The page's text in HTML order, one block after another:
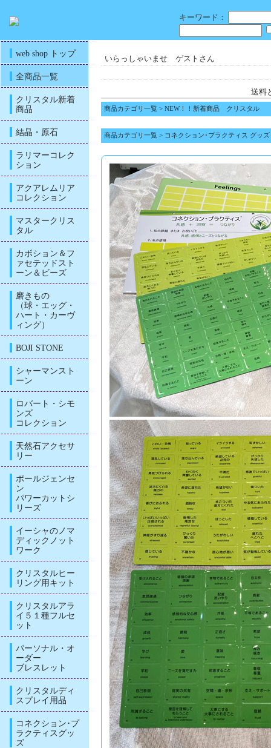
キーワード：
web shop トップ
全商品一覧
クリスタル新着
商品
結晶・原石
ラリマーコレク
ション
アクアレムリア
コレクション
マスタークリス
タル
カボション＆フ
ァセテッドスト
ーン＆ビーズ
磨きもの
（球・エッグ・
ハート・カーヴ
ィング）
BOJI STONE
シャーマンスト
ーン
ロバート・シモ
ンズ
コレクション
天然石アクセサ
リー
ポールジェンセ
ン
パワーカットシ
リーズ
イーシャのノマ
ディックノット
ワーク
クリスタルヒー
リング用キット
クリスタルアラ
イ５１種フルセ
ット
パーソナル・オ
ーダー
ブレスレット
クリスタルディ
スプレイ用品
コネクション･プ
ラクティスグッ
ズ
いらっしゃいませ ゲストさん
送料
商品カテゴリ一覧 > NEW！！新着商品 クリスタル
商品カテゴリ一覧 > コネクション･プラクティス グッズ